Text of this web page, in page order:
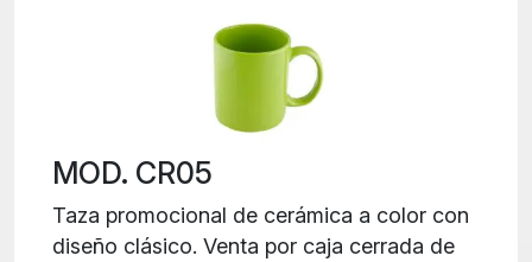
MOD. CR05
Taza promocional de cerámica a color con
diseño clásico. Venta por caja cerrada de